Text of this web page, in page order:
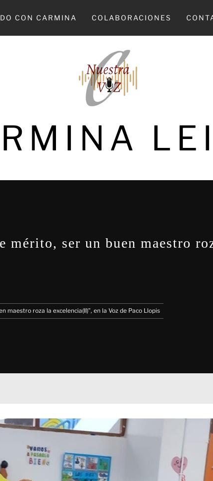
CON CARMINA COLABORACIONES
mérito, ser un buen maestro
maestro roza la excelencia(II)”, en la Voz de Paco Llopis